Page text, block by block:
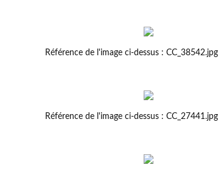
Référence de l'image ci-dessus : CC_38542.jpg
Référence de l'image ci-dessus : CC_27441.jpg